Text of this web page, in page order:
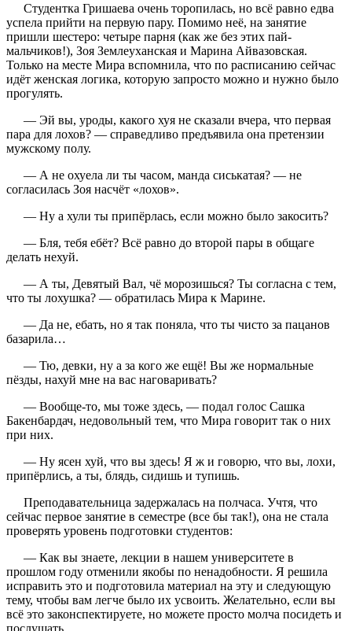
Студентка Гришаева очень торопилась, но всё равно едва
успела прийти на первую пару. Помимо неё, на занятие
пришли шестеро: четыре парня (как же без этих пай-
мальчиков!), Зоя Землеуханская и Марина Айвазовская.
Только на месте Мира вспомнила, что по расписанию сейчас
идёт женская логика, которую запросто можно и нужно было
прогулять.
— Эй вы, уроды, какого хуя не сказали вчера, что первая
пара для лохов? — справедливо предъявила она претензии
мужскому полу.
— А не охуела ли ты часом, манда сиськатая? — не
согласилась Зоя насчёт «лохов».
— Ну а хули ты припёрлась, если можно было закосить?
— Бля, тебя ебёт? Всё равно до второй пары в общаге
делать нехуй.
— А ты, Девятый Вал, чё морозишься? Ты согласна с тем,
что ты лохушка? — обратилась Мира к Марине.
— Да не, ебать, но я так поняла, что ты чисто за пацанов
базарила…
— Тю, девки, ну а за кого же ещё! Вы же нормальные
пёзды, нахуй мне на вас наговаривать?
— Вообще-то, мы тоже здесь, — подал голос Сашка
Бакенбардач, недовольный тем, что Мира говорит так о них
при них.
— Ну ясен хуй, что вы здесь! Я ж и говорю, что вы, лохи,
припёрлись, а ты, блядь, сидишь и тупишь.
Преподавательница задержалась на полчаса. Учтя, что
сейчас первое занятие в семестре (все бы так!), она не стала
проверять уровень подготовки студентов:
— Как вы знаете, лекции в нашем университете в
прошлом году отменили якобы по ненадобности. Я решила
исправить это и подготовила материал на эту и следующую
тему, чтобы вам легче было их усвоить. Желательно, если вы
всё это законспектируете, но можете просто молча посидеть и